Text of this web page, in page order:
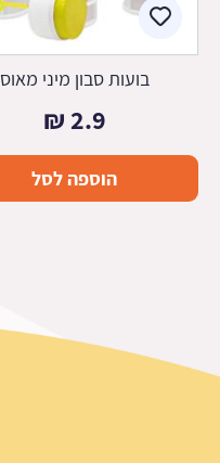
בועות סבון מיני מאוס
2.9
₪
הוספה לסל